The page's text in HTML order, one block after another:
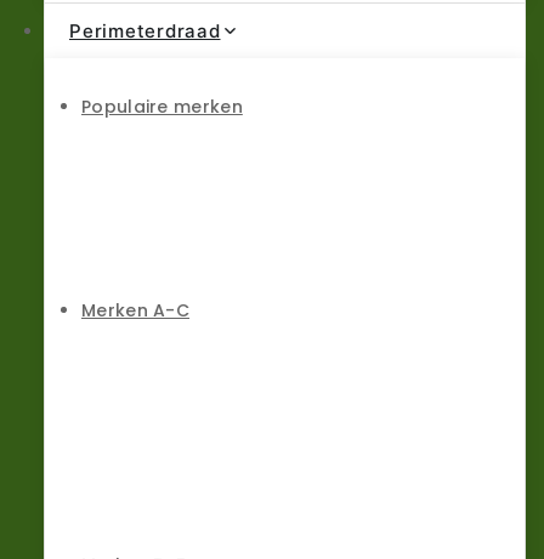
Perimeterdraad
Populaire merken
Merken A-C